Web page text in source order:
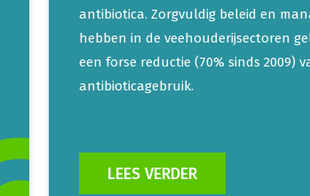
antibiotica. Zorgvuldig beleid en
hebben in de veehouderijsectoren
een forse reductie (70% sinds 2009)
antibioticagebruik.
LEES VERDER